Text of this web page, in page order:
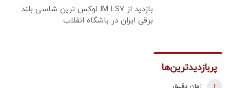
بازدید از IM LS7 لوکس ترین شاسی بلند
برقی ایران در باشگاه انقلاب
پربازدیدترین‌ها